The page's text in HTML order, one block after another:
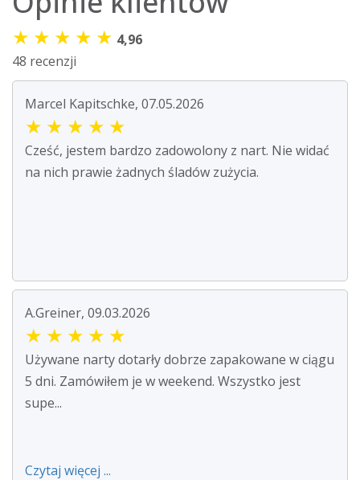
★ ★ ★ ★ ★ 4,96
48 recenzji
Marcel Kapitschke, 07.05.2026
★ ★ ★ ★ ★
Cześć, jestem bardzo zadowolony z nart. Nie widać
na nich prawie żadnych śladów zużycia.
A.Greiner, 09.03.2026
★ ★ ★ ★ ★
Używane narty dotarły dobrze zapakowane w ciągu
5 dni. Zamówiłem je w weekend. Wszystko jest
supe...
Czytaj więcej ...